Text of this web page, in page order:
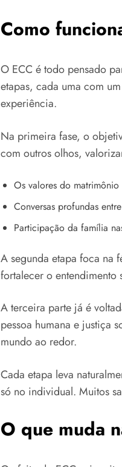
Como
O ECC é todo pensado
etapas, cada uma com
experiência.
Na primeira fase, o
com outros olhos,
Os valores do
Conversas profundas
Participação da família
A segunda etapa foca na
fortalecer o entendimento
A terceira parte já é
pessoa humana e justiça
mundo ao redor.
Cada etapa leva
só no individual. Muitos
O que muda